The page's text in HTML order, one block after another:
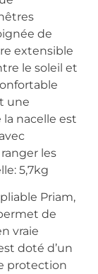
de
extensible
le soleil et
une
la nacelle est
les
5,7kg
Priam,
de
vraie
doté d’un
protection